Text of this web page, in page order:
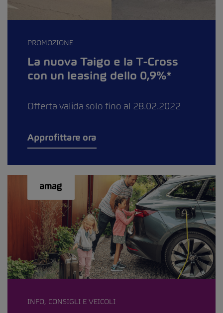
PROMOZIONE
La nuova Taigo e la T-Cross
con un leasing dello 0,9%*
Offerta valida solo fino al 28.02.2022
Approfittare ora
INFO, CONSIGLI E VEICOLI